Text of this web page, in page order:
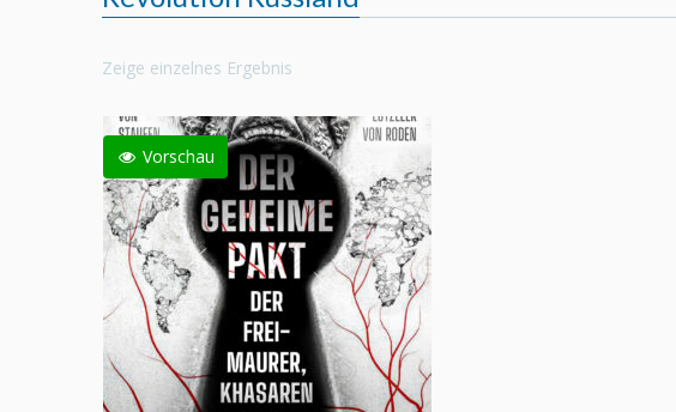
Zeige einzelnes Ergebnis
Vorschau